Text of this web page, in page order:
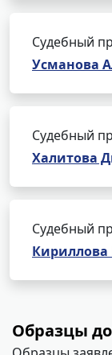
Судебный
Усманова
Судебный
Халитова
Судебный
Образцы